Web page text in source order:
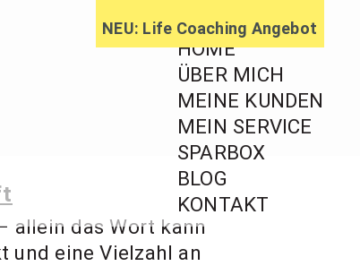
NEU: Life Coaching Angebot
HOME
ÜBER MICH
MEINE KUNDEN
MEIN SERVICE
SPARBOX
BLOG
KONTAKT
allein das Wort kann
und eine Vielzahl an